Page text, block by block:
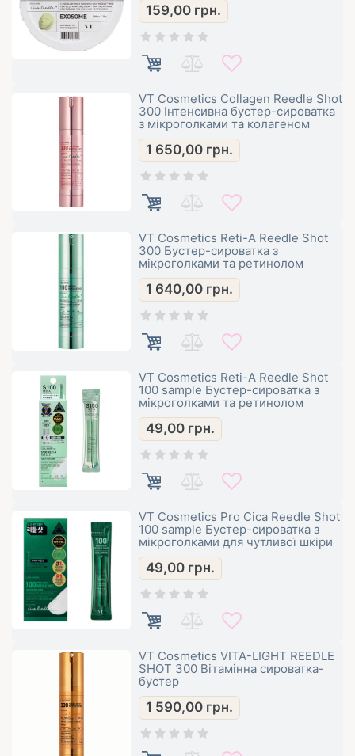
159,00 грн.
VT Cosmetics Collagen Reedle Shot
300 Інтенсивна бустер-сироватка
з мікроголками та колагеном
1 650,00 грн.
VT Cosmetics Reti-A Reedle Shot
300 Бустер-сироватка з
мікроголками та ретинолом
1 640,00 грн.
VT Cosmetics Reti-A Reedle Shot
100 sample Бустер-сироватка з
мікроголками та ретинолом
49,00 грн.
VT Cosmetics Pro Cica Reedle Shot
100 sample Бустер-сироватка з
мікроголками для чутливої ​​шкіри
49,00 грн.
VT Cosmetics VITA-LIGHT REEDLE
SHOT 300 Вітамінна сироватка-
бустер
1 590,00 грн.